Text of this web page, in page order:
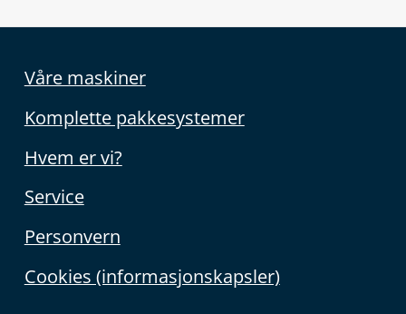
Våre maskiner
Komplette pakkesystemer
Hvem er vi?
Service
Personvern
Cookies (informasjonskapsler)